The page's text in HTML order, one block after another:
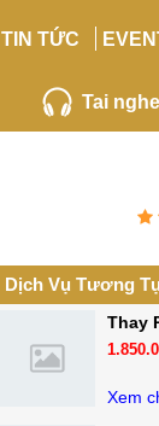
TIN TỨC
Tai nghe
Dịch Vụ Tương
Thay
Xem